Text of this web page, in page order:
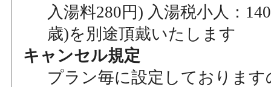
入湯料280円) 入湯税小人：
歳)を別途頂戴いたします
キャンセル規定
プラン毎に設定しております